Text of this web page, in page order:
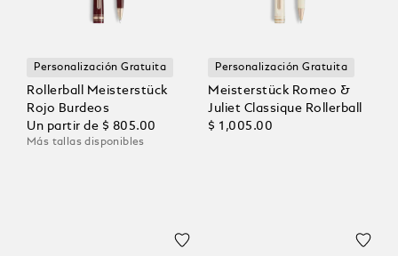
Personalización Gratuita
Rollerball Meisterstück
Rojo Burdeos
Un partir de $ 805.00
Más tallas disponibles
Personalización Gratuita
Meisterstück Romeo &
Juliet Classique Rollerball
$ 1,005.00